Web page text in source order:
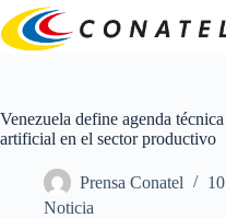
Saltar
al
contenido
Venezuela define agenda
artificial en el sector productivo
Prensa Conatel
Noticia